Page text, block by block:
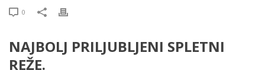
0
NAJBOLJ PRILJUBLJENI SPLETNI
REŽE.